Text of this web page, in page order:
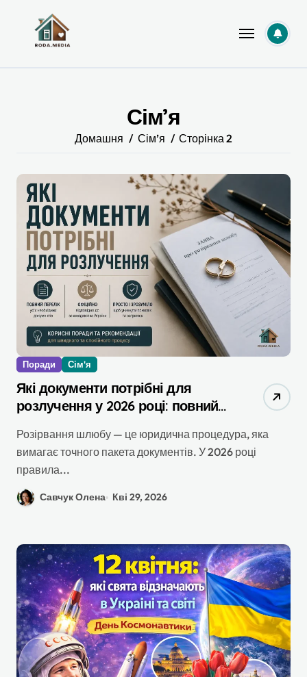
Сім’я
Домашня Сім’я Сторінка 2
Поради Сім'я
Які документи потрібні для
розлучення у 2026 році: повний
алгоритм дій
Розірвання шлюбу — це юридична процедура, яка
вимагає точного пакета документів. У 2026 році
правила...
Савчук Олена Кві 29, 2026